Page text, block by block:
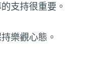
支持很重要。
樂觀心態。